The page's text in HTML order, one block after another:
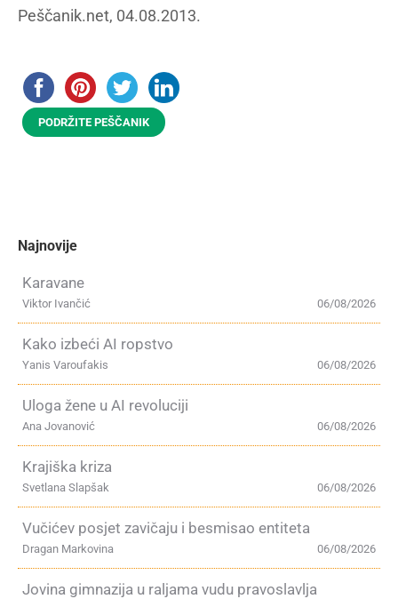
Peščanik.net, 04.08.2013.
PODRŽITE PEŠČANIK
Najnovije
Karavane
06/08/2026
Viktor Ivančić
Kako izbeći AI ropstvo
06/08/2026
Yanis Varoufakis
Uloga žene u AI revoluciji
06/08/2026
Ana Jovanović
Krajiška kriza
06/08/2026
Svetlana Slapšak
Vučićev posjet zavičaju i besmisao entiteta
06/08/2026
Dragan Markovina
Jovina gimnazija u raljama vudu pravoslavlja